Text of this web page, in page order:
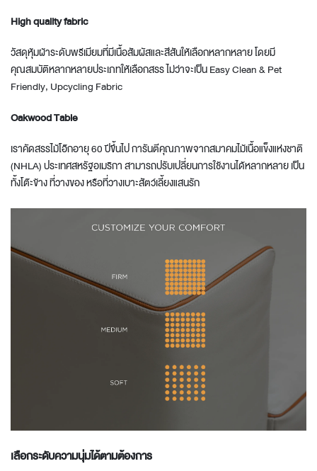
Highqualityfabric
วัสดุหุ้มผ้าระดับพรีเมียมที่มีเนื้อสัมผัสและสีสันให้เลือกหลากหลาย โดยมี
คุณสมบัติหลากหลายประเภทให้เลือกสรร ไม่ว่าจะเป็น Easy Clean & Pet
Friendly, Upcycling Fabric
OakwoodTable
เราคัดสรรไม้โอ๊กอายุ 60 ปีขึ้นไป การันตีคุณภาพจากสมาคมไม้เนื้อแข็งแห่งชาติ
(NHLA) ประเทศสหรัฐอเมริกา สามารถปรับเปลี่ยนการใช้งานได้หลากหลาย เป็น
ทั้งโต๊ะข้าง ที่วางของ หรือที่วางเบาะสัตว์เลี้ยงแสนรัก
เลือกระดับความนุ่มได้ตามต้องการ